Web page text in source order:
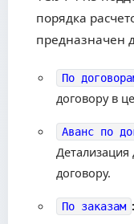
порядка
предназначен
По
договору в
Аванс по
договору.
По заказам :